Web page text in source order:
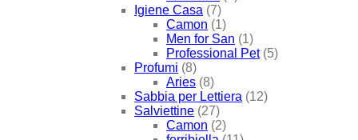
Igiene Casa (7)
Camon (1)
Men for San (1)
Professional Pet (5)
Profumi (8)
Aries (8)
Sabbia per Lettiera (12)
Salviettine (27)
Camon (2)